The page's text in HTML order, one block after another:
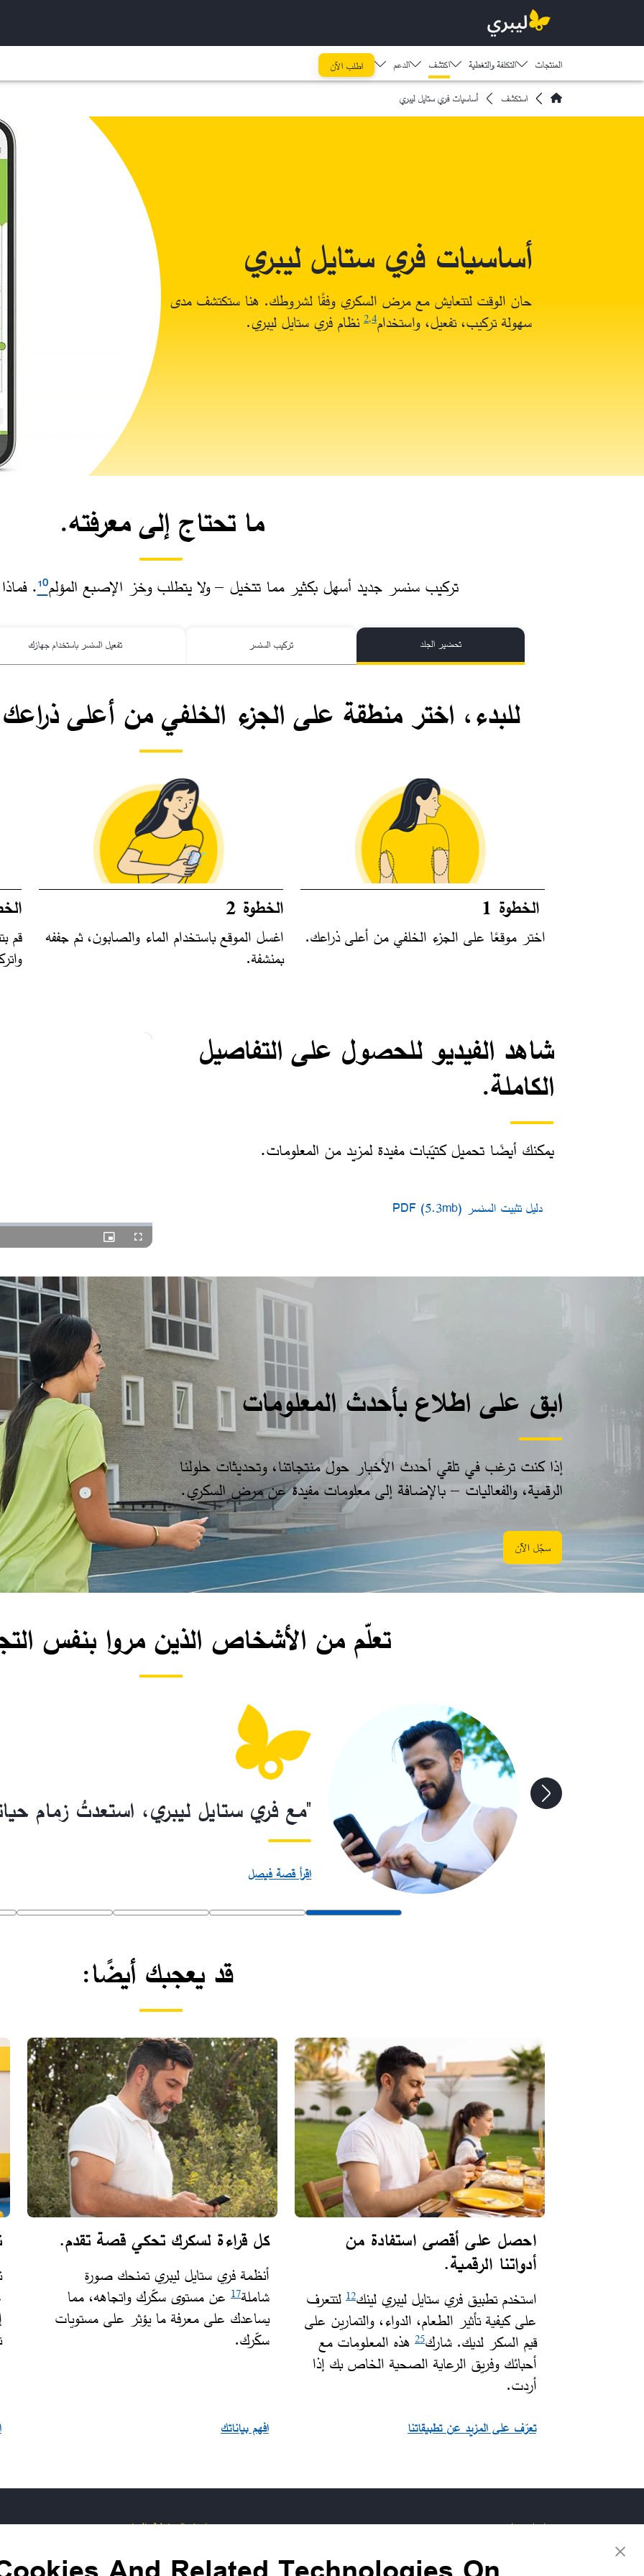
المنتجات التكلفة والتغطية اكتشف​ الدعم
اطلب الآن
استكشف
أساسيات فري ستايل ليبري
أساسيات فري ستايل ليبري
حان الوقت لتتعايش مع مرض السكري وفقًا لشروطك. هنا ستكتشف مدى
سهولة تركيب، تفعيل، واستخدام 2,4 نظام فري ستايل ليبري.
ما تحتاج إلى معرفته.
تركيب سنسر جديد أسهل بكثير مما تتخيل – ولا يتطلب وخز الإصبع المؤلم¹⁰
.
تحضير الجلد تركيب السنسر​ تفعيل السنسر باستخدام جهازك ​
للبدء، اختر منطقة على الجزء الخلفي من أعلى
الخطوة 1
اختر موقعًا على الجزء الخلفي من أعلى ذراعك.
الخطوة 2
اغسل الموقع باستخدام الماء والصابون، ثم جففه
بمنشفة.
قم
شاهد الفيديو للحصول على التفاصيل
الكاملة.
يمكنك أيضًا تحميل كتيّبات مفيدة لمزيد من المعلومات.​
دليل تثبيت السنسر​ PDF (5.3mb)
Picture-
in- Fullscreen
ابق على اطلاع بأحدث المعلومات
إذا كنت ترغب في تلقي أحدث الأخبار حول منتجاتنا، وتحديثات حلولنا
الرقمية، والفعاليات – بالإضافة إلى معلومات مفيدة عن مرض السكري.​
سجّل الآن​
تعلّم من الأشخاص الذين مروا بنفس
"مع فري ستايل ليبري، استعدتُ زمام
اقرأ قصة فيصل
قد يعجبك أيضًا:
احصل على أقصى استفادة من
أدواتنا الرقمية.
استخدم تطبيق فري ستايل ليبري لينك12 لتتعرف
على كيفية تأثير الطعام، الدواء، والتمارين على
قيم السكر لديك. شارك25 هذه المعلومات مع
أحبائك وفريق الرعاية الصحية الخاص بك إذا
أردت.
تعرّف على المزيد عن تطبيقاتنا
كل قراءة لسكرك تحكي قصة تقدم.
أنظمة فري ستايل ليبري تمنحك صورة
شاملة17 عن مستوى سكّرك واتجاهه، مما
يساعدك على معرفة ما يؤثر على مستويات
سكّرك.
افهم بياناتك
تواصل معنا إخلاء المسؤولية والمراجع